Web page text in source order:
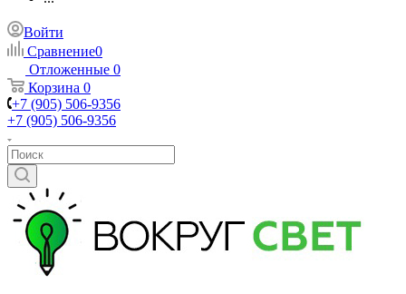
Войти
Сравнение0
Отложенные 0
Корзина 0
+7 (905) 506-9356
+7 (905) 506-9356